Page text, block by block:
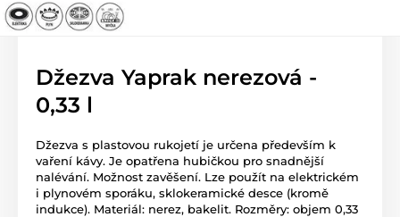
Džezva Yaprak nerezová -
0,33 l
Džezva s plastovou rukojetí je určena především k
vaření kávy. Je opatřena hubičkou pro snadnější
nalévání. Možnost zavěšení. Lze použít na elektrickém
i plynovém sporáku, sklokeramické desce (kromě
indukce). Materiál: nerez, bakelit. Rozměry: objem 0,33